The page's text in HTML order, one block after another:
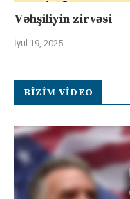
Vəhşiliyin zirvəsi
İyul 19, 2025
BIZIM VIDEO